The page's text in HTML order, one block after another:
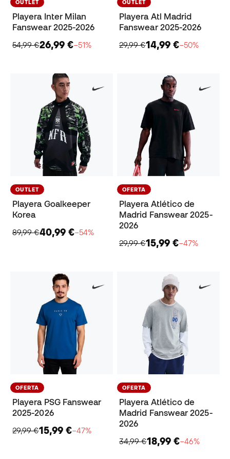
OUTLET
Playera Inter Milan
Fanswear 2025-2026
54,99 €26,99 €−51%
OUTLET
Playera Atl Madrid
Fanswear 2025-2026
29,99 €14,99 €−50%
OUTLET
Playera Goalkeeper
Korea
89,99 €40,99 €−54%
OFERTA
Playera Atlético de
Madrid Fanswear 2025-
2026
29,99 €15,99 €−47%
OFERTA
Playera PSG Fanswear
2025-2026
29,99 €15,99 €−47%
OFERTA
Playera Atlético de
Madrid Fanswear 2025-
2026
34,99 €18,99 €−46%